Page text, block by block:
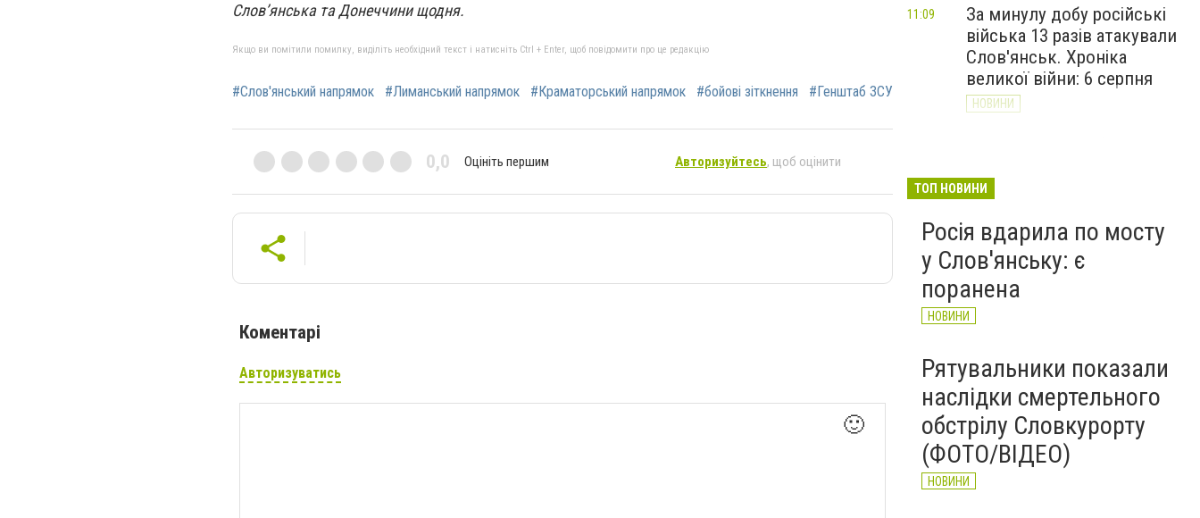
Слов’янська та Донеччини щодня.
Якщо ви помітили помилку, виділіть необхідний текст і натисніть Ctrl + Enter, щоб повідомити про це редакцію
#Слов'янський напрямок #Лиманський напрямок #Краматорський напрямок #бойові зіткнення #Генштаб ЗСУ
0,0 Оцініть першим Авторизуйтесь, щоб оцінити
Коментарі
Авторизуватись
🙂
За минулу добу російські
війська 13 разів атакували
Слов'янськ. Хроніка
великої війни: 6 серпня
НОВИНИ
11:09
Донецькоблгаз припиняє
районів
НОВИНИ
ТОП НОВИНИ
Росія вдарила по мосту
у Слов'янську: є
поранена
НОВИНИ
Рятувальники показали
наслідки смертельного
обстрілу Словкурорту
(ФОТО/ВІДЕО)
НОВИНИ